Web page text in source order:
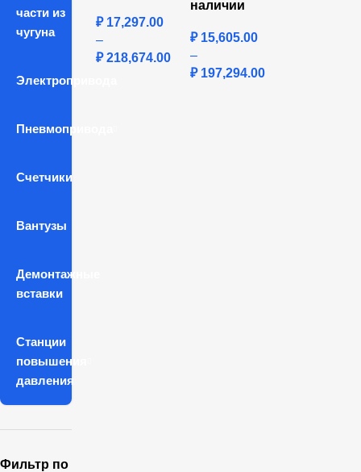
части из
чугуна
Электропривода
Пневмопривода
Счетчики
Вантузы
Демонтажные
вставки
Станции
повышения
давления
Фильтр по
₽17,297.00
–
₽218,674.00
наличии
₽15,605.00
–
₽197,294.00